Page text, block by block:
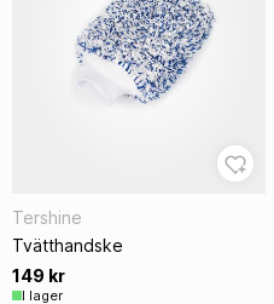
Tershine
Tvätthandske
149 kr
I lager